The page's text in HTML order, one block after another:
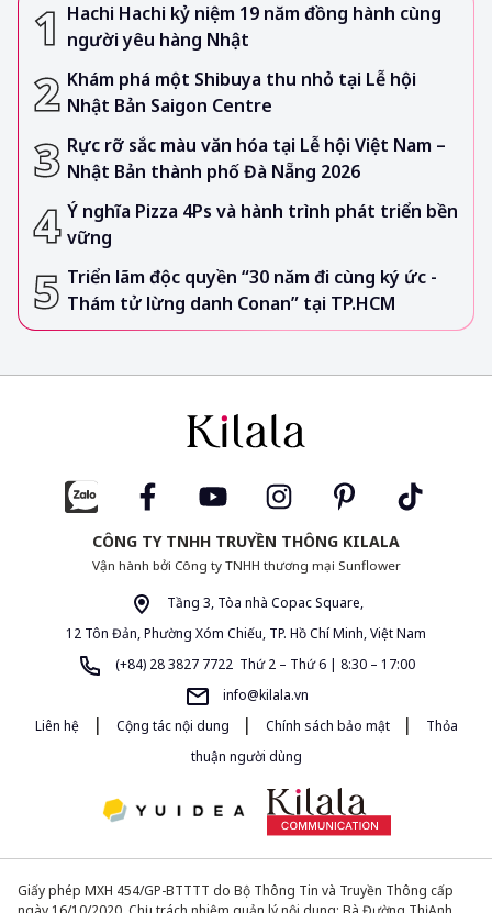
Hachi Hachi kỷ niệm 19 năm đồng hành cùng
người yêu hàng Nhật
Khám phá một Shibuya thu nhỏ tại Lễ hội
Nhật Bản Saigon Centre
Rực rỡ sắc màu văn hóa tại Lễ hội Việt Nam –
Nhật Bản thành phố Đà Nẵng 2026
Ý nghĩa Pizza 4Ps và hành trình phát triển bền
vững
Triển lãm độc quyền “30 năm đi cùng ký ức -
Thám tử lừng danh Conan” tại TP.HCM
CÔNG TY TNHH TRUYỀN THÔNG KILALA
Vận hành bởi Công ty TNHH thương mại Sunflower
Tầng 3, Tòa nhà Copac Square,
12 Tôn Đản, Phường Xóm Chiếu, TP. Hồ Chí Minh, Việt Nam
(+84) 28 3827 7722 Thứ 2 – Thứ 6 | 8:30 – 17:00
info@kilala.vn
Liên hệ
| Cộng tác nội dung | Chính sách bảo mật |
Thỏa
thuận người dùng
Giấy phép MXH 454/GP-BTTTT do Bộ Thông Tin và Truyền Thông cấp